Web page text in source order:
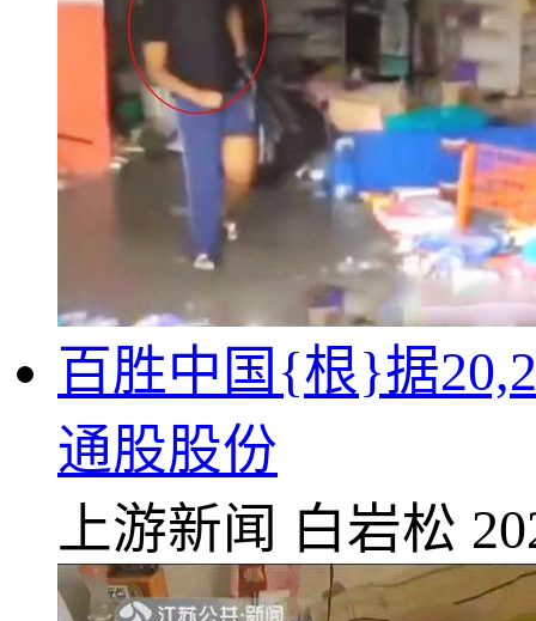
百胜中国{根}据
通股股份
上游新闻 白岩松